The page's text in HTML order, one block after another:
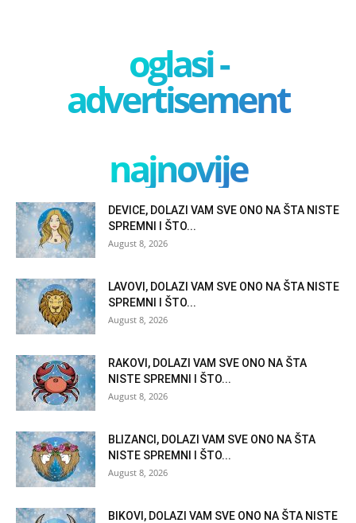
oglasi -
advertisement
najnovije
DEVICE, DOLAZI VAM SVE ONO NA ŠTA NISTE
SPREMNI I ŠTO...
August 8, 2026
LAVOVI, DOLAZI VAM SVE ONO NA ŠTA NISTE
SPREMNI I ŠTO...
August 8, 2026
RAKOVI, DOLAZI VAM SVE ONO NA ŠTA
NISTE SPREMNI I ŠTO...
August 8, 2026
BLIZANCI, DOLAZI VAM SVE ONO NA ŠTA
NISTE SPREMNI I ŠTO...
August 8, 2026
BIKOVI, DOLAZI VAM SVE ONO NA ŠTA NISTE